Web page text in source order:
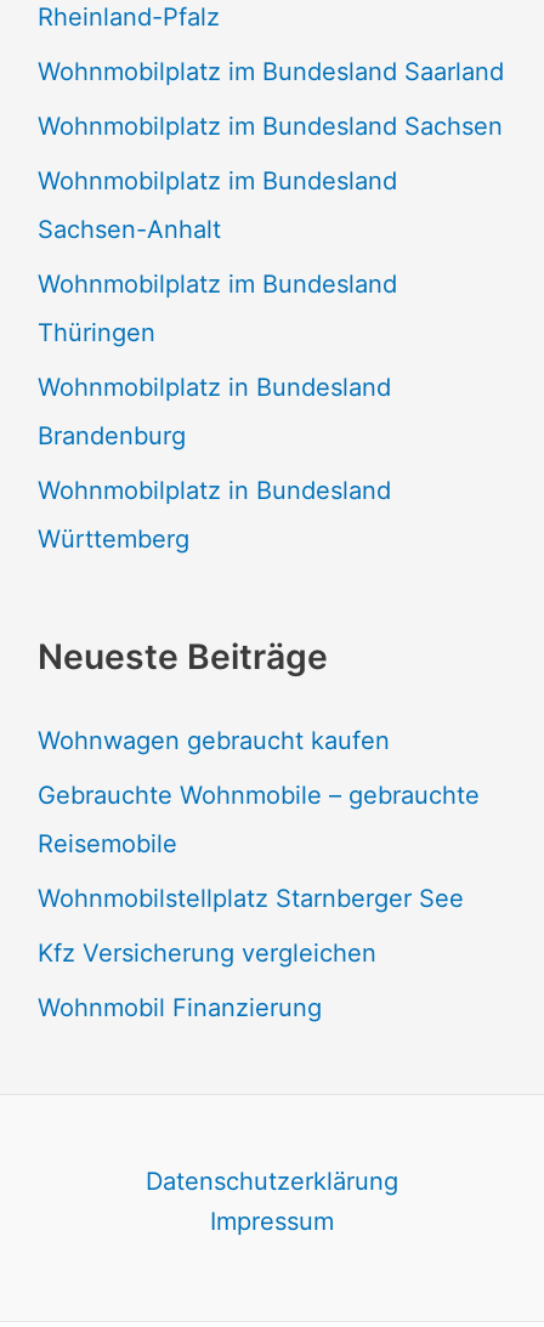
Rheinland-Pfalz
Wohnmobilplatz im Bundesland Saarland
Wohnmobilplatz im Bundesland Sachsen
Wohnmobilplatz im Bundesland
Sachsen-Anhalt
Wohnmobilplatz im Bundesland
Thüringen
Wohnmobilplatz in Bundesland
Brandenburg
Wohnmobilplatz in Bundesland
Württemberg
Neueste Beiträge
Wohnwagen gebraucht kaufen
Gebrauchte Wohnmobile – gebrauchte
Reisemobile
Wohnmobilstellplatz Starnberger See
Kfz Versicherung vergleichen
Wohnmobil Finanzierung
Datenschutzerklärung
Impressum